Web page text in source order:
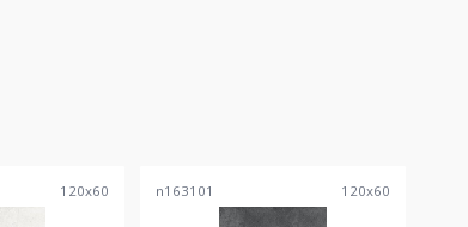
120x60 n163101 120x60